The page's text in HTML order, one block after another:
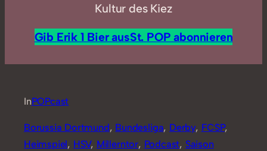
Kultur des Kiez
Gib Erik 1 Bier ausSt. POP abonnieren
InPOPcast
Borussia Dortmund, Bundesliga, Derby, FCSP
Heimspiel, HSV, Millerntor, Podcast, Saison